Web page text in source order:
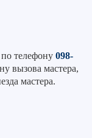
по телефону 098-
вызова мастера,
мастера.